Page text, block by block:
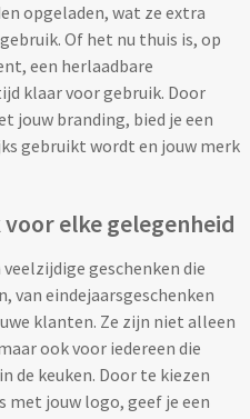
opgeladen, wat ze extra
Of het nu thuis is, op
een herlaadbare
klaar voor gebruik. Door
jouw branding, bied je een
gebruikt wordt en jouw merk
elke gelegenheid
geschenken die
van eindejaarsgeschenken
klanten. Ze zijn niet alleen
ook voor iedereen die
de keuken. Door te kiezen
jouw logo, geef je een